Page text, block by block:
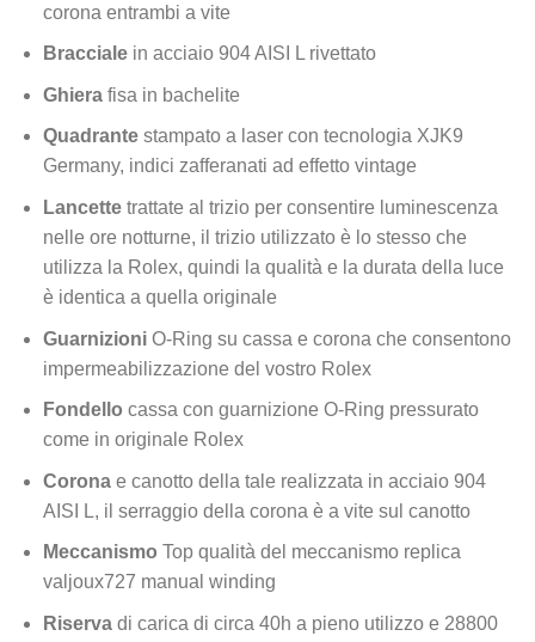
corona entrambi a vite
Braccialein acciaio 904 AISI L rivettato
Ghierafisa in bachelite
Quadrantestampato a laser con tecnologia XJK9
Germany, indici zafferanati ad effetto vintage
Lancettetrattate al trizio per consentire luminescenza
nelle ore notturne, il trizio utilizzato è lo stesso che
utilizza la Rolex, quindi la qualità e la durata della luce
è identica a quella originale
GuarnizioniO-Ring su cassa e corona che consentono
impermeabilizzazione del vostro Rolex
Fondello cassa con guarnizione O-Ring pressurato
come in originale Rolex
Coronae canotto della tale realizzata in acciaio 904
AISI L, il serraggio della corona è a vite sul canotto
Meccanismo Top qualità del meccanismo replica
valjoux727 manual winding
Riservadi carica di circa 40h a pieno utilizzo e 28800